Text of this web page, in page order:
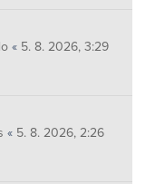
« 5. 8. 2026, 3:29
« 5. 8. 2026, 2:26